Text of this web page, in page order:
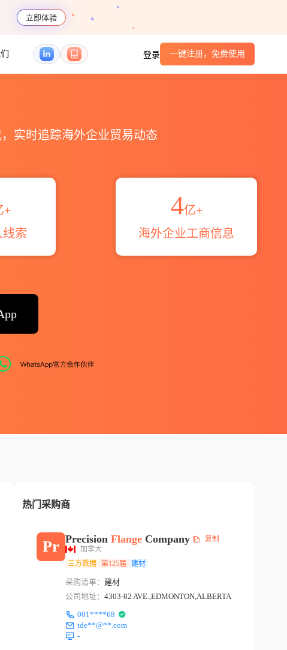
立即体验
登录 一键注册，免费使用
实时追踪海外企业贸易动态
+
线索
4亿+
海外企业工商信息
热门采购商
Pr PrecisionFlange Company
复制
加拿大
三方数据 第125届 建材
采购清单：建材
公司地址：4303-82 AVE.,EDMONTON,ALBERTA
001****68
tde**@**.com
-